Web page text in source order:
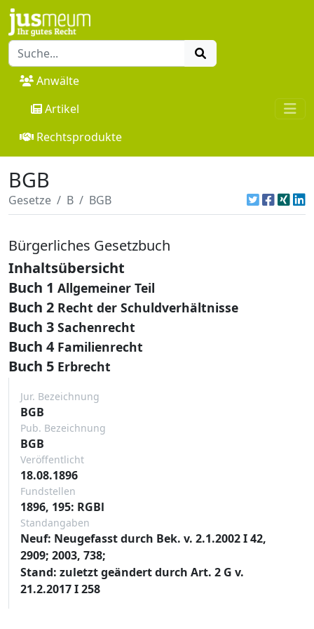
Anwälte
Artikel
Rechtsprodukte
BGB
Gesetze B BGB
Bürgerliches Gesetzbuch
Inhaltsübersicht
Buch 1 Allgemeiner Teil
Buch 2 Recht der Schuldverhältnisse
Buch 3 Sachenrecht
Buch 4 Familienrecht
Buch 5 Erbrecht
Jur. Bezeichnung
BGB
Pub. Bezeichnung
BGB
Veröffentlicht
18.08.1896
Fundstellen
1896, 195: RGBl
Standangaben
Neuf: Neugefasst durch Bek. v. 2.1.2002 I 42,
2909; 2003, 738;
Stand: zuletzt geändert durch Art. 2 G v.
21.2.2017 I 258